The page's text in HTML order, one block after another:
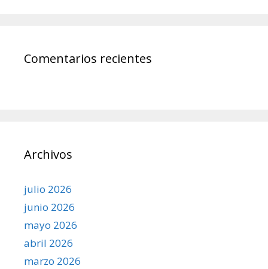
Comentarios recientes
Archivos
julio 2026
junio 2026
mayo 2026
abril 2026
marzo 2026